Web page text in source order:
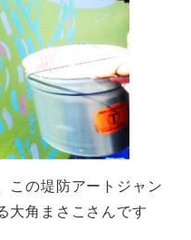
この堤防アートジャン
大角まさこさんです